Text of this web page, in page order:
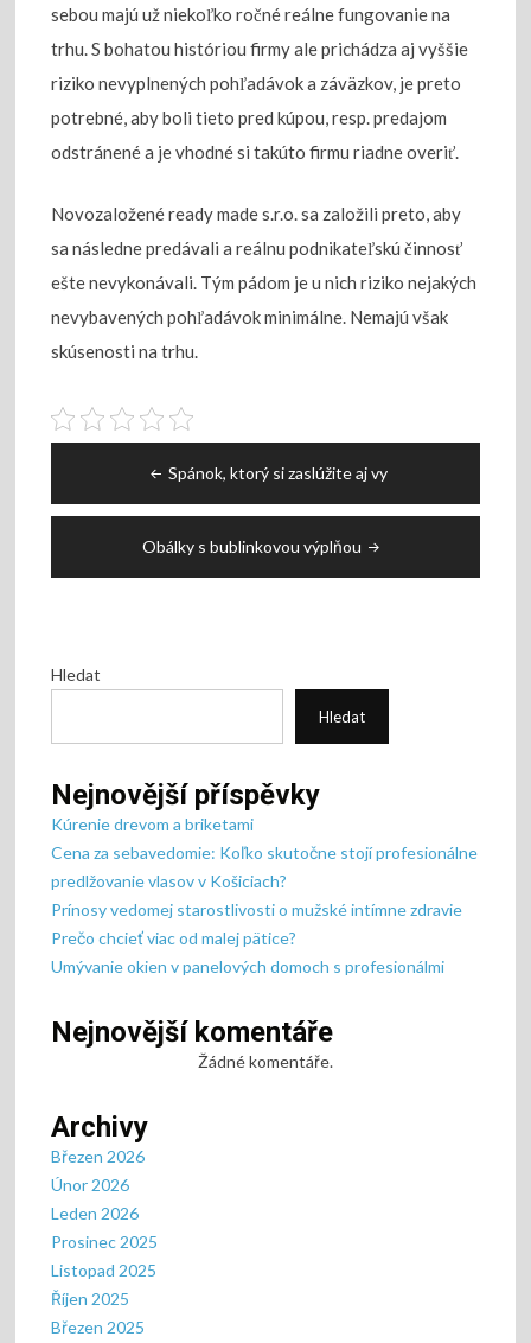
sebou majú už niekoľko ročné reálne fungovanie na
trhu. S bohatou históriou firmy ale prichádza aj vyššie
riziko nevyplnených pohľadávok a záväzkov, je preto
potrebné, aby boli tieto pred kúpou, resp. predajom
odstránené a je vhodné si takúto firmu riadne overiť.
Novozaložené ready made s.r.o. sa založili preto, aby
sa následne predávali a reálnu podnikateľskú činnosť
ešte nevykonávali. Tým pádom je u nich riziko nejakých
nevybavených pohľadávok minimálne. Nemajú však
skúsenosti na trhu.
příspěvek
Spánok, ktorý si zaslúžite aj vy
Obálky s bublinkovou výplňou
Hledat
Hledat
Nejnovější příspěvky
Kúrenie drevom a briketami
Cena za sebavedomie: Koľko skutočne stojí profesionálne
predlžovanie vlasov v Košiciach?
Prínosy vedomej starostlivosti o mužské intímne zdravie
Prečo chcieť viac od malej pätice?
Umývanie okien v panelových domoch s profesionálmi
Nejnovější komentáře
Žádné komentáře.
Archivy
Březen 2026
Únor 2026
Leden 2026
Prosinec 2025
Listopad 2025
Říjen 2025
Březen 2025